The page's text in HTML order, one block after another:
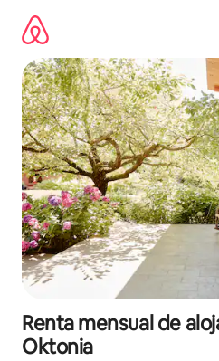
contenido
Renta mensual de
Oktonia